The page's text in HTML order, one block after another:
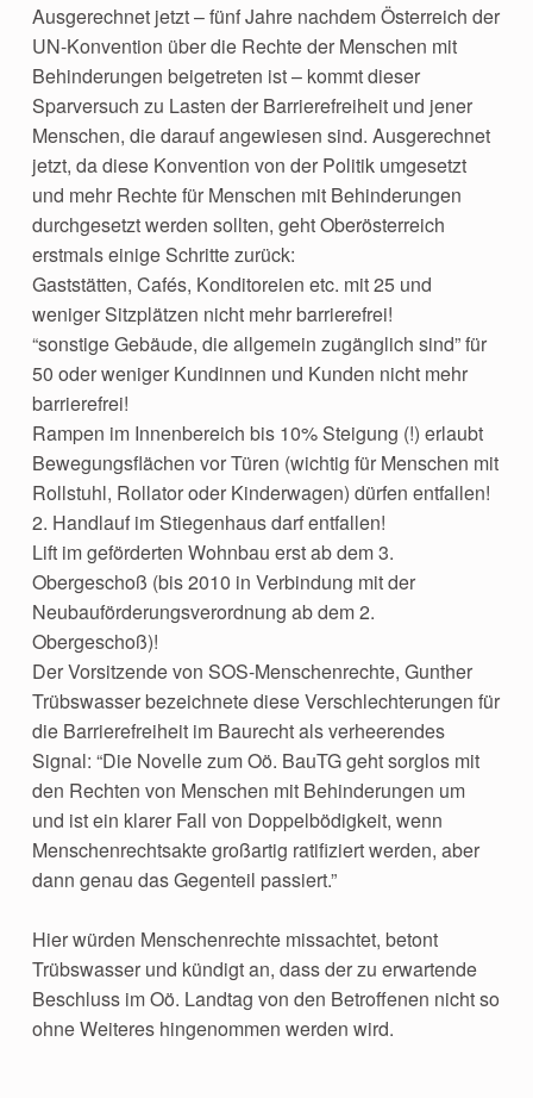
Ausgerechnet jetzt – fünf Jahre nachdem Österreich der
UN-Konvention über die Rechte der Menschen mit
Behinderungen beigetreten ist – kommt dieser
Sparversuch zu Lasten der Barrierefreiheit und jener
Menschen, die darauf angewiesen sind. Ausgerechnet
jetzt, da diese Konvention von der Politik umgesetzt
und mehr Rechte für Menschen mit Behinderungen
durchgesetzt werden sollten, geht Oberösterreich
erstmals einige Schritte zurück:
Gaststätten, Cafés, Konditoreien etc. mit 25 und
weniger Sitzplätzen nicht mehr barrierefrei!
“sonstige Gebäude, die allgemein zugänglich sind” für
50 oder weniger Kundinnen und Kunden nicht mehr
barrierefrei!
Rampen im Innenbereich bis 10% Steigung (!) erlaubt
Bewegungsflächen vor Türen (wichtig für Menschen mit
Rollstuhl, Rollator oder Kinderwagen) dürfen entfallen!
2. Handlauf im Stiegenhaus darf entfallen!
Lift im geförderten Wohnbau erst ab dem 3.
Obergeschoß (bis 2010 in Verbindung mit der
Neubauförderungsverordnung ab dem 2.
Obergeschoß)!
Der Vorsitzende von SOS-Menschenrechte, Gunther
Trübswasser bezeichnete diese Verschlechterungen für
die Barrierefreiheit im Baurecht als verheerendes
Signal: “Die Novelle zum Oö. BauTG geht sorglos mit
den Rechten von Menschen mit Behinderungen um
und ist ein klarer Fall von Doppelbödigkeit, wenn
Menschenrechtsakte großartig ratifiziert werden, aber
dann genau das Gegenteil passiert.”
Hier würden Menschenrechte missachtet, betont
Trübswasser und kündigt an, dass der zu erwartende
Beschluss im Oö. Landtag von den Betroffenen nicht so
ohne Weiteres hingenommen werden wird.